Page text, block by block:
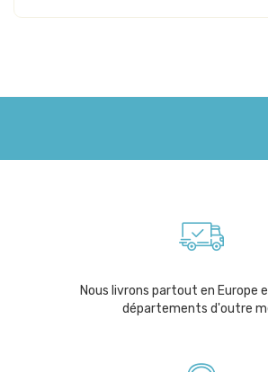
Nous livrons partout en Europe
départements d'outre